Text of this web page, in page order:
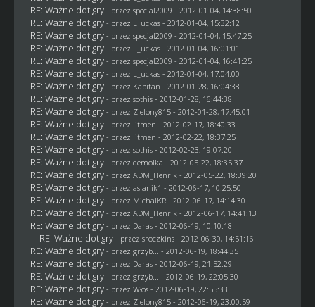
RE: Ważne dot gry - przez specjal2009 - 2012-01-04, 14:38:50
RE: Ważne dot gry - przez L_uckas- 2012-01-04, 15:32:12
RE: Ważne dot gry - przez specjal2009 - 2012-01-04, 15:47:25
RE: Ważne dot gry - przez L_uckas- 2012-01-04, 16:01:01
RE: Ważne dot gry - przez specjal2009 - 2012-01-04, 16:41:25
RE: Ważne dot gry - przez L_uckas- 2012-01-04, 17:04:00
RE: Ważne dot gry - przez Kapitan - 2012-01-28, 16:04:38
RE: Ważne dot gry - przez sothis- 2012-01-28, 16:44:38
RE: Ważne dot gry - przez Zielony815- 2012-01-28, 17:45:01
RE: Ważne dot gry - przez litmen - 2012-02-17, 18:40:33
RE: Ważne dot gry - przez litmen - 2012-02-22, 18:37:25
RE: Ważne dot gry - przez sothis- 2012-02-23, 19:07:20
RE: Ważne dot gry - przez demolka - 2012-05-22, 18:35:37
RE: Ważne dot gry - przez ADM_Henrik - 2012-05-22, 18:39:20
RE: Ważne dot gry - przez aslanik1 - 2012-06-17, 10:25:50
RE: Ważne dot gry - przez MichalKR- 2012-06-17, 14:14:30
RE: Ważne dot gry - przez ADM_Henrik - 2012-06-17, 14:41:13
RE: Ważne dot gry - przez Daras- 2012-06-19, 10:10:18
RE: Ważne dot gry - przez sroczkins- 2012-06-30, 14:51:16
RE: Ważne dot gry - przez grzyb... - 2012-06-19, 18:44:35
RE: Ważne dot gry - przez Daras- 2012-06-19, 21:52:29
RE: Ważne dot gry - przez grzyb... - 2012-06-19, 22:05:30
RE: Ważne dot gry - przez Włos- 2012-06-19, 22:55:33
RE: Ważne dot gry - przez Zielony815- 2012-06-19, 23:00:59